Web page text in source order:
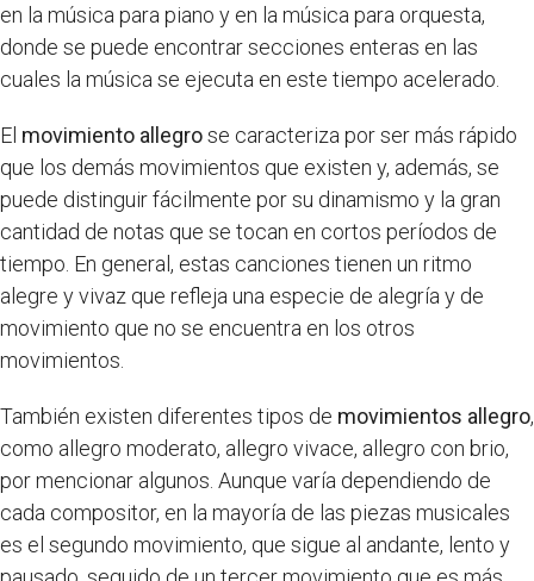
en la música para piano y en la música para orquesta,
donde se puede encontrar secciones enteras en las
cuales la música se ejecuta en este tiempo acelerado.
El movimiento allegrose caracteriza por ser más rápido
que los demás movimientos que existen y, además, se
puede distinguir fácilmente por su dinamismo y la gran
cantidad de notas que se tocan en cortos períodos de
tiempo. En general, estas canciones tienen un ritmo
alegre y vivaz que refleja una especie de alegría y de
movimiento que no se encuentra en los otros
movimientos.
También existen diferentes tipos de movimientos allegro,
como allegro moderato, allegro vivace, allegro con brio,
por mencionar algunos. Aunque varía dependiendo de
cada compositor, en la mayoría de las piezas musicales
es el segundo movimiento, que sigue al andante, lento y